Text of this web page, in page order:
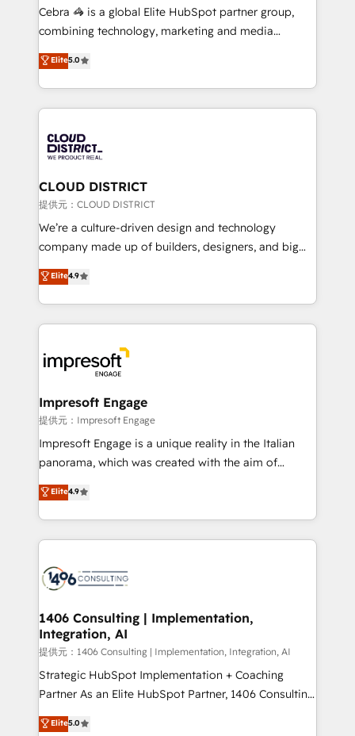
boost with a new HubSpot site Recognized leaders:
🏆 HubSpot Platform Migration Impact Award 🏆
Inbound Campaign of the Year 🏆 Gold AVA Digital
Award for Best Website 🌟 Accreditations: CRM
Cebra 🦓 is a global Elite HubSpot partner group,
combining technology, marketing and media
expertise across Latin America and Southern
Europe, with teams across 7 countries. Born in Chile,
we combine local insight with international reach to
help businesses grow through technology, creativity,
500+ HubSpot implementations, building end-to-
end solutions that integrate CRM, AI automation,
inbound and loop marketing, content, and digital
creativity. Our multicultural team works in Spanish,
Portuguese, and English to design scalable strategies
that drive measurable growth. 🌎 Highlights: • 10+
Platform Migration Excellence. • Top 3 Partner of the
Year LATAM 2022, 2023, 2024, 2025. • Partner of the
business with HubSpot? Let Cebra’s experts help
you grow faster, smarter, and with impact.
Elite5.0
CLOUD DISTRICT
提供元：CLOUD DISTRICT
We’re a culture-driven design and technology
company made up of builders, designers, and big
thinkers. We blend strategy, design, and
development—always fueled by curiosity—to turn
ideas, opportunities, and challenges into meaningful
experiences. To us, technology is more than just
and—most importantly—simple. That’s why we lean
into bold ideas and shape them into thoughtful
products and strategies that actually make a
difference.
Elite4.9
Impresoft Engage
提供元：Impresoft Engage
Impresoft Engage is a unique reality in the Italian
panorama, which was created with the aim of
putting Customer Experience at the center by
creating digital environments capable of integrating
people, processes and data. We offer the best
digital solutions on the market, ranging from CRM
marketing automation to online and offline sales
allowing companies to optimize processes and meet
the needs of the customer. We are part of Impresoft
Group, a group of specialized and complementary
companies that divide their offer into 4
Competence Centers: Smart Manufacturing,
The synergies generated by these integrations,
Elite4.9
1406 Consulting | Implementation,
Integration, AI
提供元：1406 Consulting | Implementation, Integration, AI
Strategic HubSpot Implementation + Coaching
Partner As an Elite HubSpot Partner, 1406 Consulting
helps mid-market revenue teams transform how
they sell, market, and serve. We don't just build your
Elite5.0